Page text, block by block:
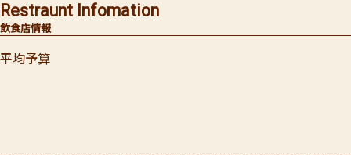
飲食店情報
Restraunt Infomation
平均予算